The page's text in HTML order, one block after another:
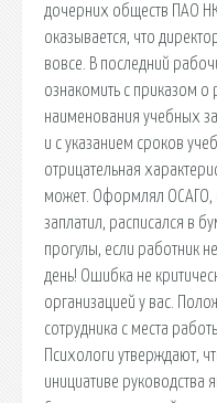
дочерних обществ ПАО
оказывается, что
вовсе. В последний
ознакомить с приказом
наименования учебных
и с указанием сроков
отрицательная
может. Оформлял ОСАГО,
заплатил, расписался в
прогулы, если работник
день! Ошибка не
организацией у вас.
сотрудника с места
Психологи утверждают,
инициативе руководства